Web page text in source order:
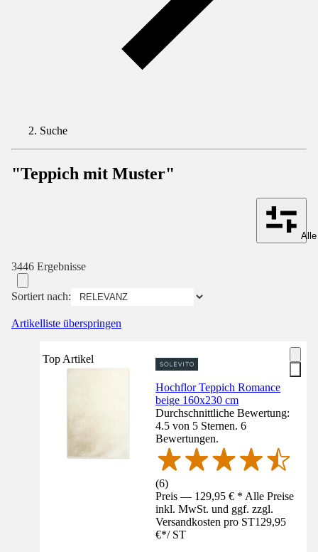
Suche
"Teppich mit Muster"
3446 Ergebnisse
Sortiert nach:
Artikelliste überspringen
Top Artikel
Hochflor Teppich Romance
beige 160x230 cm
Durchschnittliche Bewertung:
4.5 von 5 Sternen. 6
Bewertungen.
(6)
Preis — 129,95 € * Alle Preise
inkl. MwSt. und ggf. zzgl.
Versandkosten pro ST129,95
€*/ ST